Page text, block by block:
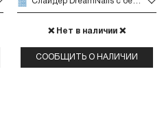
❌ Нет в наличии ❌
СООБЩИТЬ О НАЛИЧИИ